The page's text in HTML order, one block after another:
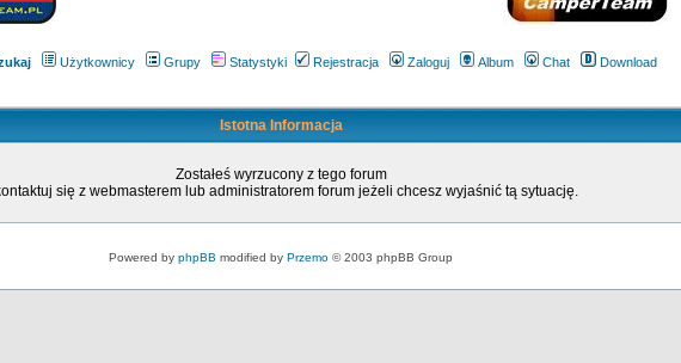
Użytkownicy Grupy Statystyki Rejestracja Zaloguj Album Chat Download
Istotna Informacja
Zostałeś wyrzucony z tego forum
się z webmasterem lub administratorem forum jeżeli chcesz wyjaśnić tą sytuację.
Powered by phpBB modified by Przemo © 2003 phpBB Group